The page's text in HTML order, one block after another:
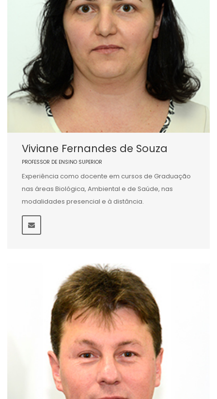
Viviane Fernandes de Souza
PROFESSOR DE ENSINO SUPERIOR
Experiência como docente em cursos de Graduação
nas áreas Biológica, Ambiental e de Saúde, nas
modalidades presencial e à distância.